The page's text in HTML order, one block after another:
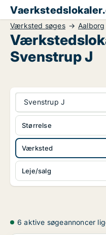
Værksted søges Aalborg
Svenstrup J
Svenstrup J
Værksted
Leje/salg
Størrelse
6 aktive søgeannoncer